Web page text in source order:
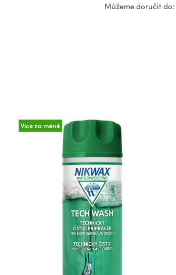
Můžeme doručit do:
Více za méně